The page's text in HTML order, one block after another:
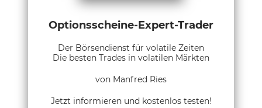
Optionsscheine-Expert-Trader
Der Börsendienst für volatile Zeiten
Die besten Trades in volatilen Märkten
von Manfred Ries
Jetzt informieren und kostenlos testen!